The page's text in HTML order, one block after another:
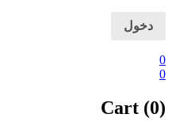
0
0
Cart (0)